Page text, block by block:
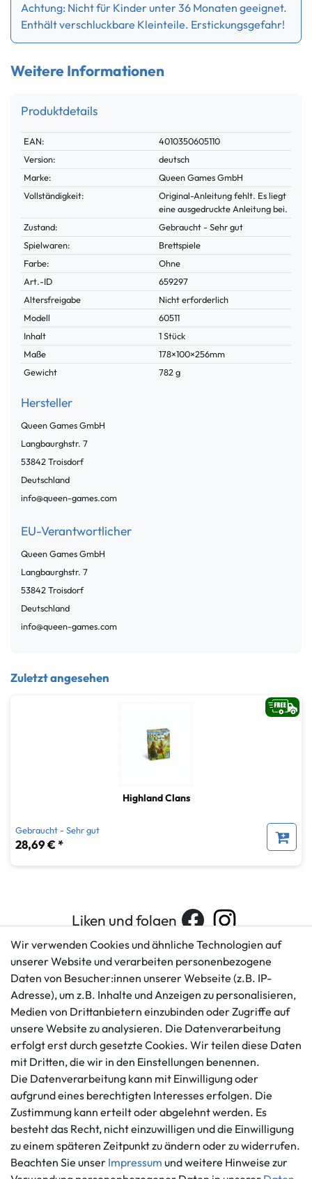
Achtung: Nicht für Kinder unter 36 Monaten geeignet.
Enthält verschluckbare Kleinteile. Erstickungsgefahr!
Weitere Informationen
Produktdetails
Technisches
Merkmal
Wert
EAN:
4010350605110
Version:
deutsch
Marke:
Queen Games GmbH
Vollständigkeit:
Original-Anleitung fehlt. Es liegt
eine ausgedruckte Anleitung bei.
Zustand:
Gebraucht - Sehr gut
Spielwaren:
Brettspiele
Farbe:
Ohne
Technisches
Merkmal
Wert
Art.-ID
659297
Altersfreigabe
Nicht erforderlich
Modell
60511
Inhalt
1 Stück
Maße
178×100×256mm
Gewicht
782 g
Hersteller
Queen Games GmbH
Langbaurghstr. 7
53842Troisdorf
Deutschland
info@queen-games.com
EU-Verantwortlicher
Queen Games GmbH
Langbaurghstr. 7
53842Troisdorf
Deutschland
info@queen-games.com
Zuletzt angesehen
Highland Clans
Gebraucht - Sehr gut
28,69 € *
Liken und folgen
Kundenservice
+49 421 596586
info@gameworld.de
Kontaktformular
Rechtliches
AGB
Impressum
Datenschutzerklärung
Widerrufs­recht
Vertrag widerrufen
Informationen
Über uns
Häufig gestellte Fragen
Zahlungsmöglichkeiten
Wir verwenden Cookies und ähnliche Technologien auf
unserer Website und verarbeiten personenbezogene
Daten von Besucher:innen unserer Webseite (z.B. IP-
Adresse), um z.B. Inhalte und Anzeigen zu personalisieren,
Medien von Drittanbietern einzubinden oder Zugriffe auf
unsere Website zu analysieren. Die Datenverarbeitung
erfolgt erst durch gesetzte Cookies. Wir teilen diese Daten
mit Dritten, die wir in den Einstellungen benennen.
Die Datenverarbeitung kann mit Einwilligung oder
aufgrund eines berechtigten Interesses erfolgen. Die
Zustimmung kann erteilt oder abgelehnt werden. Es
besteht das Recht, nicht einzuwilligen und die Einwilligung
zu einem späteren Zeitpunkt zu ändern oder zu widerrufen.
Beachten Sie unser Impressum und weitere Hinweise zur